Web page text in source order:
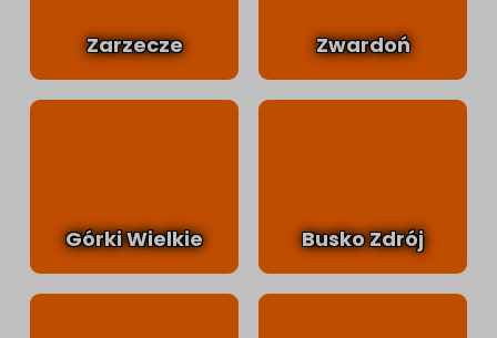
Zarzecze Zwardoń
Górki Wielkie Busko Zdrój